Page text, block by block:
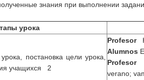
знания при выполнении
урока
постановка цели урока,
учащихся 2
Profesor
Alumnos
Profesor
verano;